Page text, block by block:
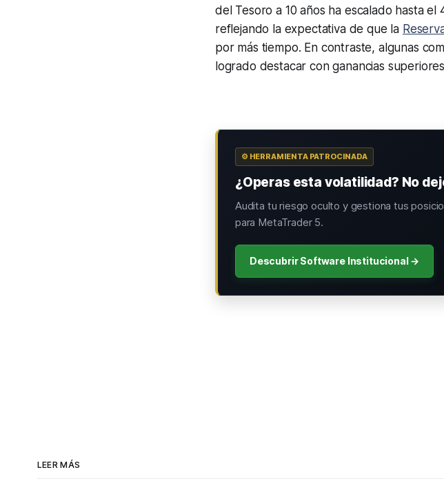
del Tesoro a 10 años ha escalado hasta
reflejando la expectativa de que la
por más tiempo. En contraste, algunas
logrado destacar con ganancias
⚙️ HERRAMIENTA PATROCINADA
¿Operas esta volatilidad? No
Audita tu riesgo oculto y gestiona tus
para MetaTrader 5.
Descubrir Software Institucional →
LEER MÁS